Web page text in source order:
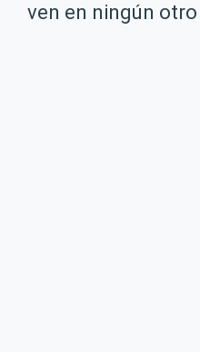
ven en ningún otro